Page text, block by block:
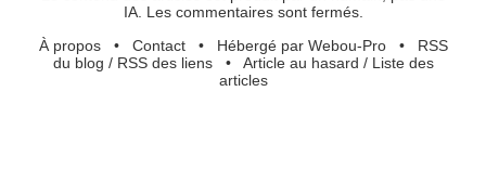
IA. Les commentaires sont fermés.
À propos• Contact• Hébergé par Webou-Pro• RSS
du blog / RSS des liens• Article au hasard / Liste des
articles